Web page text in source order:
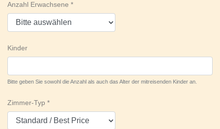
Anzahl Erwachsene
Kinder
Bitte geben Sie sowohl die Anzahl als auch das Alter der mitreisenden Kinder an.
Zimmer-Typ